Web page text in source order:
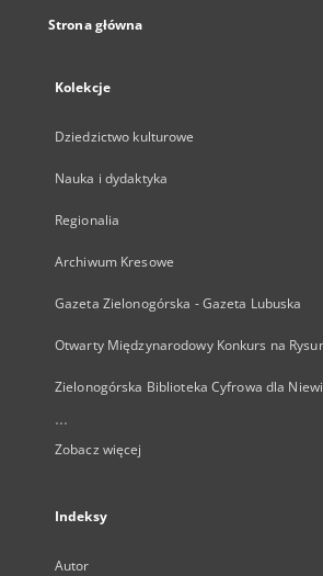
Strona główna
Kolekcje
Dziedzictwo kulturowe
Nauka i dydaktyka
Regionalia
Archiwum Kresowe
Gazeta Zielonogórska - Gazeta Lubuska
Otwarty Międzynarodowy Konkurs na
Zielonogórska Biblioteka Cyfrowa dla
...
Zobacz więcej
Indeksy
Autor